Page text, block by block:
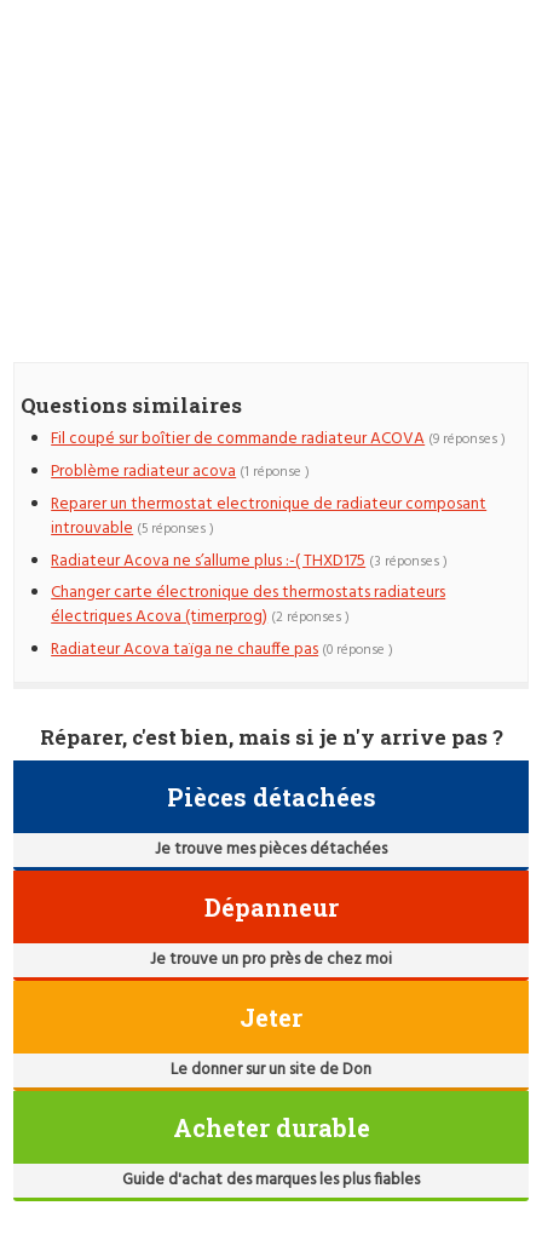
Questions similaires
Fil coupé sur boîtier de commande radiateur ACOVA (9 réponses )
Problème radiateur acova (1 réponse )
Reparer un thermostat electronique de radiateur composant
introuvable (5 réponses )
Radiateur Acova ne s’allume plus :-( THXD175 (3 réponses )
Changer carte électronique des thermostats radiateurs
électriques Acova (timerprog) (2 réponses )
Radiateur Acova taïga ne chauffe pas (0 réponse )
Réparer, c'est bien, mais si je n'y arrive pas ?
Pièces détachées
Je trouve mes pièces détachées
Dépanneur
Je trouve un pro près de chez moi
Jeter
Le donner sur un site de Don
Acheter durable
Guide d'achat des marques les plus fiables